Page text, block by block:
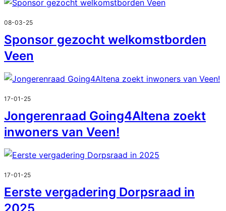
08-03-25
Sponsor gezocht welkomstborden
Veen
17-01-25
Jongerenraad Going4Altena zoekt
inwoners van Veen!
17-01-25
Eerste vergadering Dorpsraad in